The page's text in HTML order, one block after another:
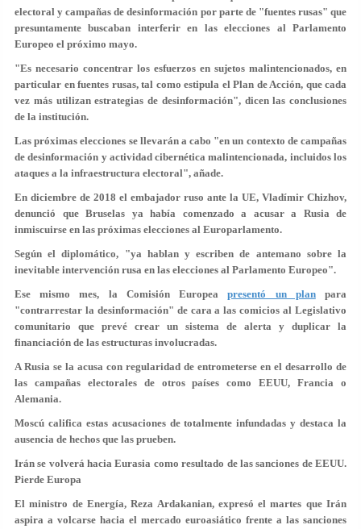
electoral y campañas de desinformación por parte de "fuentes rusas" que
presuntamente buscaban interferir en las elecciones al Parlamento
Europeo el próximo mayo.
"Es necesario concentrar los esfuerzos en sujetos malintencionados, en
particular en fuentes rusas, tal como estipula el Plan de Acción, que cada
vez más utilizan estrategias de desinformación", dicen las conclusiones
de la institución.
Las próximas elecciones se llevarán a cabo "en un contexto de campañas
de desinformación y actividad cibernética malintencionada, incluidos los
ataques a la infraestructura electoral", añade.
En diciembre de 2018 el embajador ruso ante la UE, Vladímir Chizhov,
denunció que Bruselas ya había comenzado a acusar a Rusia de
inmiscuirse en las próximas elecciones al Europarlamento.
Según el diplomático, "ya hablan y escriben de antemano sobre la
inevitable intervención rusa en las elecciones al Parlamento Europeo".
Ese mismo mes, la Comisión Europeapresentó un planpara
"contrarrestar la desinformación" de cara a las comicios al Legislativo
comunitario que prevé crear un sistema de alerta y duplicar la
financiación de las estructuras involucradas.
A Rusia se la acusa con regularidad de entrometerse en el desarrollo de
las campañas electorales de otros países como EEUU, Francia o
Alemania.
Moscú califica estas acusaciones de totalmente infundadas y destaca la
ausencia de hechos que las prueben.
Irán se volverá hacia Eurasia como resultado de las sanciones de EEUU.
Pierde Europa
El ministro de Energía, Reza Ardakanian, expresó el martes que Irán
aspira a volcarse hacia el mercado euroasiático frente a las sanciones